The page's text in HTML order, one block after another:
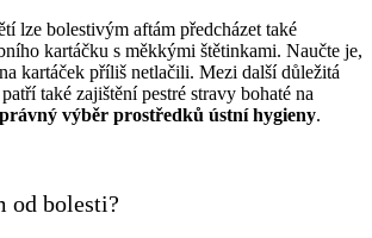
lze bolestivým aftám předcházet také
kartáčku s měkkými štětinkami. Naučte je,
kartáček příliš netlačili. Mezi další důležitá
také zajištění pestré stravy bohaté na
výběr prostředků ústní hygieny.
od bolesti?